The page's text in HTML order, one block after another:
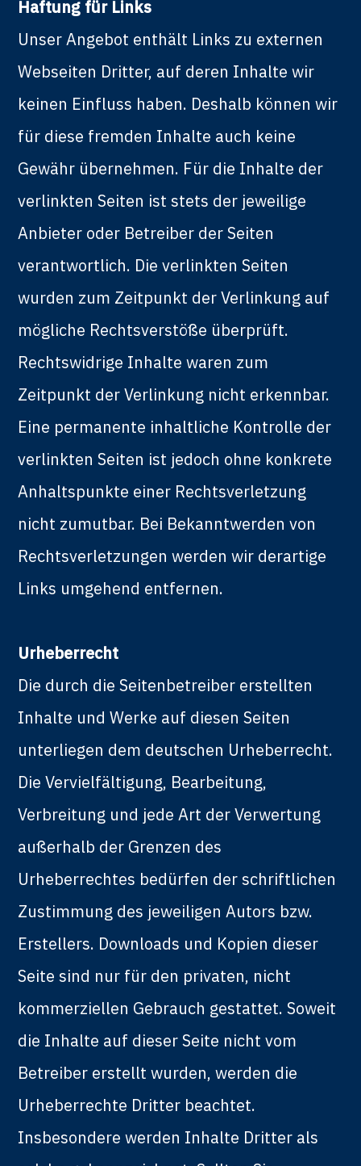
Haftung für Links
Unser Angebot enthält Links zu externen
Webseiten Dritter, auf deren Inhalte wir
keinen Einfluss haben. Deshalb können wir
für diese fremden Inhalte auch keine
Gewähr übernehmen. Für die Inhalte der
verlinkten Seiten ist stets der jeweilige
Anbieter oder Betreiber der Seiten
verantwortlich. Die verlinkten Seiten
wurden zum Zeitpunkt der Verlinkung auf
mögliche Rechtsverstöße überprüft.
Rechtswidrige Inhalte waren zum
Zeitpunkt der Verlinkung nicht erkennbar.
Eine permanente inhaltliche Kontrolle der
verlinkten Seiten ist jedoch ohne konkrete
Anhaltspunkte einer Rechtsverletzung
nicht zumutbar. Bei Bekanntwerden von
Rechtsverletzungen werden wir derartige
Links umgehend entfernen.
Urheberrecht
Die durch die Seitenbetreiber erstellten
Inhalte und Werke auf diesen Seiten
unterliegen dem deutschen Urheberrecht.
Die Vervielfältigung, Bearbeitung,
Verbreitung und jede Art der Verwertung
außerhalb der Grenzen des
Urheberrechtes bedürfen der schriftlichen
Zustimmung des jeweiligen Autors bzw.
Erstellers. Downloads und Kopien dieser
Seite sind nur für den privaten, nicht
kommerziellen Gebrauch gestattet. Soweit
die Inhalte auf dieser Seite nicht vom
Betreiber erstellt wurden, werden die
Urheberrechte Dritter beachtet.
Insbesondere werden Inhalte Dritter als